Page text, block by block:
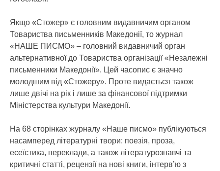
Якщо «Стожер» є головним видавничим органом
Товариства письменників Македонії, то журнал
«НАШЕ ПИСМО» – головний видавничий орган
альтернативної до Товариства організації «Незалежні
письменники Македонії». Цей часопис є значно
молодшим від «Стожеру». Проте видається також
лише двічі на рік і лише за фінансової підтримки
Міністерства культури Македонії.
На 68 сторінках журналу «Наше писмо» публікуються
насамперед літературні твори: поезія, проза,
есеїстика, переклади, а також літературознавчі та
критичні статті, рецензії на нові книги, інтерв’ю з